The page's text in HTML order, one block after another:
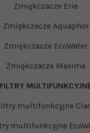
Zmiękczacze Erie
Zmiękczacze Aquaphor
Zmiękczacze EcoWater
Zmiękczacze Maxima
FILTRY
multifunkcyjne
multifunkcyjne